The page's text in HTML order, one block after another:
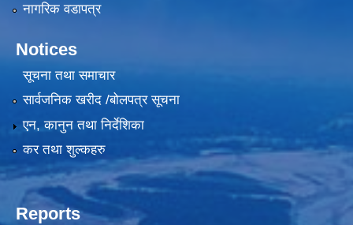
नागरिक वडापत्र
Notices
सूचना तथा समाचार
सार्वजनिक खरीद /बोलपत्र सूचना
एन, कानुन तथा निर्देशिका
कर तथा शुल्कहरु
Reports